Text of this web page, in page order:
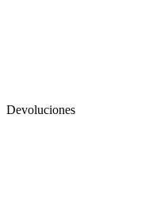
Devoluciones